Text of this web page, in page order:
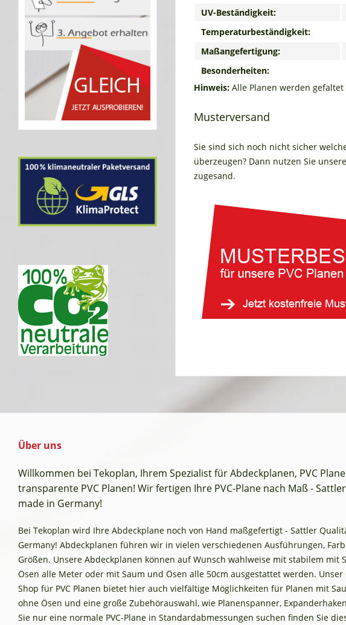
UV-Beständigkeit:
Temperaturbeständigkeit:
Maßangefertigung:
Besonderheiten:
Hinweis: Alle Planen werden
Musterversand
Sie sind sich noch nicht sicher
überzeugen? Dann nutzen Sie
zugesand.
Über uns
Willkommen bei Tekoplan, Ihrem Spezialist für Abdeckplanen, PVC
transparente PVC Planen! Wir fertigen Ihre PVC-Plane nach Maß -
made in Germany!
Bei Tekoplan wird Ihre Abdeckplane noch von Hand maßgefertigt - Sattler
Germany! Abdeckplanen führen wir in vielen verschiedenen Ausführungen,
Größen. Unsere Abdeckplanen können auf Wunsch wahlweise mit stabilem mit
Ösen alle Meter oder mit Saum und Ösen alle 50cm ausgestattet werden. Unser
Shop für PVC Planen bietet hier auch vielfältige Möglichkeiten für Planen mit
ohne Ösen und eine große Zubehörauswahl, wie Planenspanner,
Sie nur eine normale PVC-Plane in Standardabmessungen suchen finden Sie